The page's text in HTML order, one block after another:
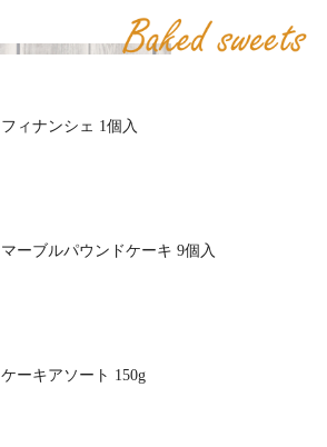
フィナンシェ 1個入
マーブルパウンドケーキ 9個入
ケーキアソート 150g